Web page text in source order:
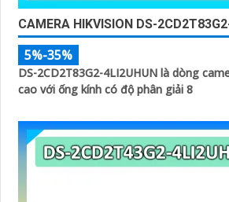
CAMERA HIKVISION DS-
5%-35%
DS-2CD2T83G2-4LI2UHUN là dòng
cao với ống kính có độ phân giải 8